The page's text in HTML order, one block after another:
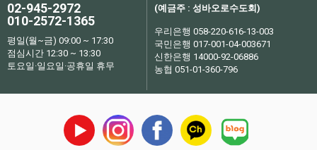
02-945-2972
010-2572-1365
평일(월~금) 09:00 ~ 17:30
점심시간 12:30 ~ 13:30
토요일·일요일·공휴일 휴무
(예금주 : 성바오로수도회)
우리은행 058-220-616-13-003
국민은행 017-001-04-003671
신한은행 14000-92-06886
농협 051-01-360-796